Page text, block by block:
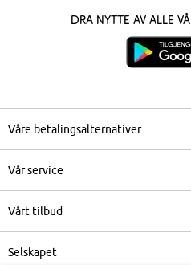
Dra nytte av alle
Våre betalingsalternativer
Vår service
Vårt tilbud
Selskapet